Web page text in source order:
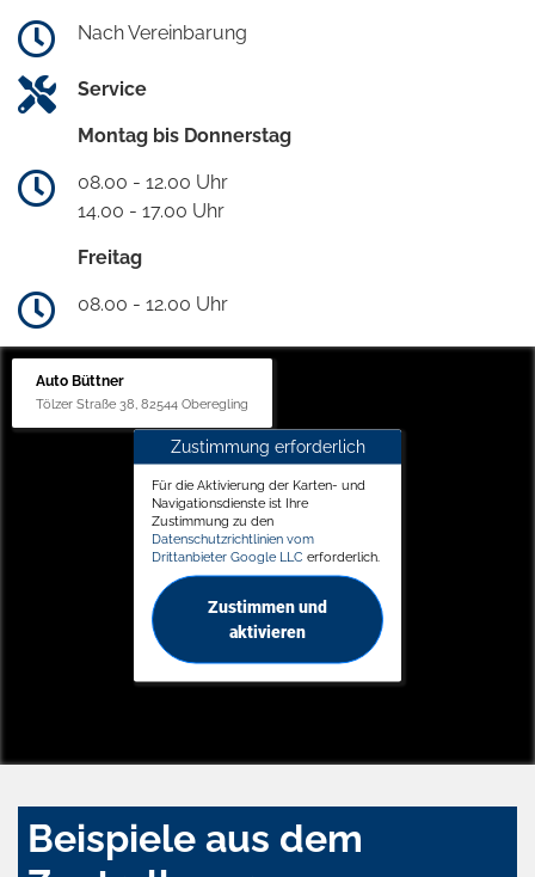
Nach Vereinbarung
Service
Montag bis Donnerstag
08.00 - 12.00 Uhr
14.00 - 17.00 Uhr
Freitag
08.00 - 12.00 Uhr
Auto Büttner
Tölzer Straße 38, 82544 Oberegling
Zustimmung erforderlich
Für die Aktivierung der Karten- und
Navigationsdienste ist Ihre
Zustimmung zu den
Datenschutzrichtlinien vom
Drittanbieter Google LLC erforderlich.
Zustimmen und
aktivieren
Beispiele aus dem